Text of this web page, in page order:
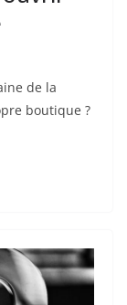
de la
boutique ?